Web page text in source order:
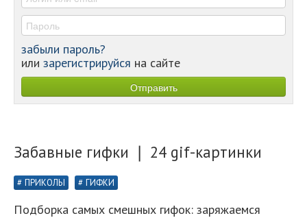
забыли пароль?
или зарегистрируйся на сайте
Забавные гифки ❘ 24 gif-картинки
ПРИКОЛЫ ГИФКИ
Подборка самых смешных гифок: заряжаемся